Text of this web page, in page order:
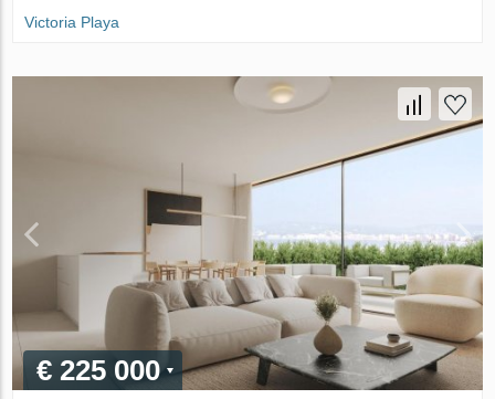
Victoria Playa
€ 225 000